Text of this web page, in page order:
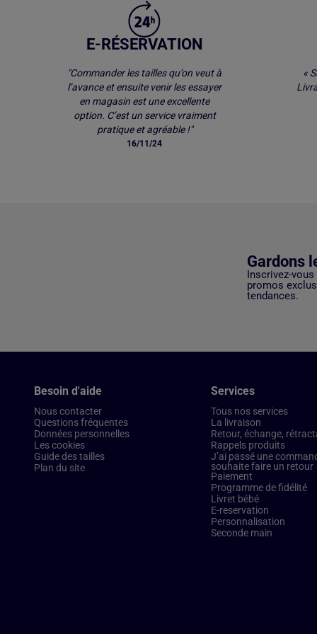
E-RÉSERVATION
"Commander les tailles qu’on veut à
l’avance et ensuite venir les essayer
en magasin est une excellente
option. C’est un service vraiment
pratique et agréable !"
16/11/24
«
Gardons
Inscrivez-
promos
tendances.
Besoin d'aide
Nous contacter
Questions fréquentes
Données personnelles
Les cookies
Guide des tailles
Plan du site
Services
Tous nos services
La livraison
Retour, échange,
Rappels produits
J’ai passé une
souhaite faire un retour
Paiement
Programme de fidélité
Livret bébé
E-reservation
Personnalisation
Seconde main